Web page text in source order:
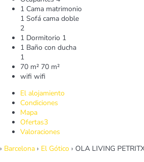
1 Cama matrimonio
1 Sofá cama doble
2
1 Dormitorio 1
1 Baño con ducha
1
70 m² 70 m²
wifi wifi
El alojamiento
Condiciones
Mapa
Ofertas3
Valoraciones
› Barcelona › El Gótico › OLA LIVING